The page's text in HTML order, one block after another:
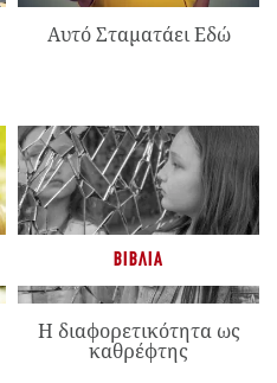
Αυτό Σταματάει Εδώ
ΒΙΒΛΊΑ
Η διαφορετικότητα ως
καθρέφτης